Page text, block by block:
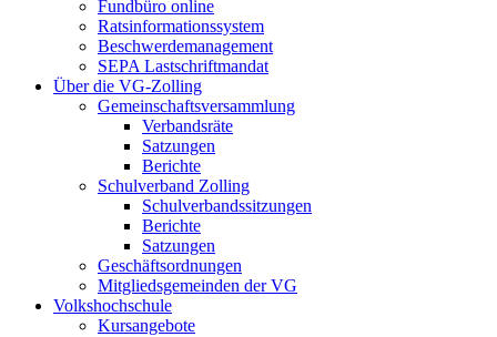
Fundbüro online
Ratsinformationssystem
Beschwerdemanagement
SEPA Lastschriftmandat
Über die VG-Zolling
Gemeinschaftsversammlung
Verbandsräte
Satzungen
Berichte
Schulverband Zolling
Schulverbandssitzungen
Berichte
Satzungen
Geschäftsordnungen
Mitgliedsgemeinden der VG
Volkshochschule
Kursangebote